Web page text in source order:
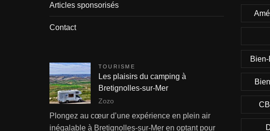
Articles sponsorisés
Contact
TOURISME
Les plaisirs du camping à
Bretignolles-sur-Mer
Zozo
Plongez au cœur d’une expérience en plein air
inégalable à Bretignolles-sur-Mer en optant pour